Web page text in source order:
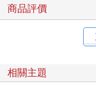
道要去台北才吃得到。但
根本不知道。所以一當我
想著的除了比賽，就是要去
中華職棒開打才沒幾年，
商品評價
相關主題